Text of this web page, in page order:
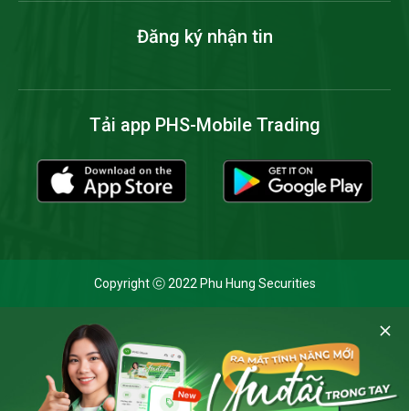
Đăng ký nhận tin
Tải app PHS-Mobile Trading
Copyright ⓒ 2022 Phu Hung Securities